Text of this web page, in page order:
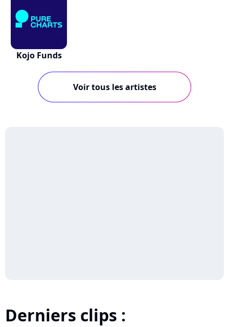
Kojo Funds
Voir tous les artistes
Derniers clips :